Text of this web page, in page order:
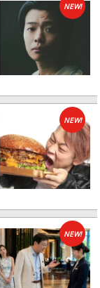
NEW!
NEW!
NEW!